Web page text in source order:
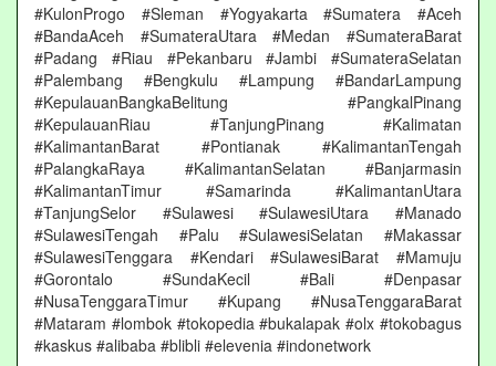
#KulonProgo #Sleman #Yogyakarta #Sumatera #Aceh
#BandaAceh #SumateraUtara #Medan #SumateraBarat
#Padang #Riau #Pekanbaru #Jambi #SumateraSelatan
#Palembang #Bengkulu #Lampung #BandarLampung
#KepulauanBangkaBelitung #PangkalPinang
#KepulauanRiau #TanjungPinang #Kalimatan
#KalimantanBarat #Pontianak #KalimantanTengah
#PalangkaRaya #KalimantanSelatan #Banjarmasin
#KalimantanTimur #Samarinda #KalimantanUtara
#TanjungSelor #Sulawesi #SulawesiUtara #Manado
#SulawesiTengah #Palu #SulawesiSelatan #Makassar
#SulawesiTenggara #Kendari #SulawesiBarat #Mamuju
#Gorontalo #SundaKecil #Bali #Denpasar
#NusaTenggaraTimur #Kupang #NusaTenggaraBarat
#Mataram #lombok #tokopedia #bukalapak #olx #tokobagus
#kaskus #alibaba #blibli #elevenia #indonetwork